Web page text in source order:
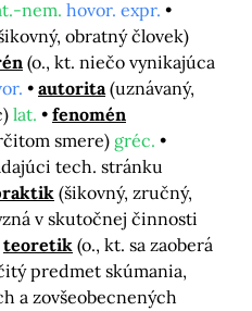
nem. hovor. expr.
obratný človek)
(o., kt. niečo vynikajúca
autorita (uznávaný,
lat.
fenomén
smere) gréc.
tech. stránku
(šikovný, zručný,
v skutočnej činnosti
teoretik (o., kt. sa zaoberá
predmet skúmania,
a zovšeobecnených